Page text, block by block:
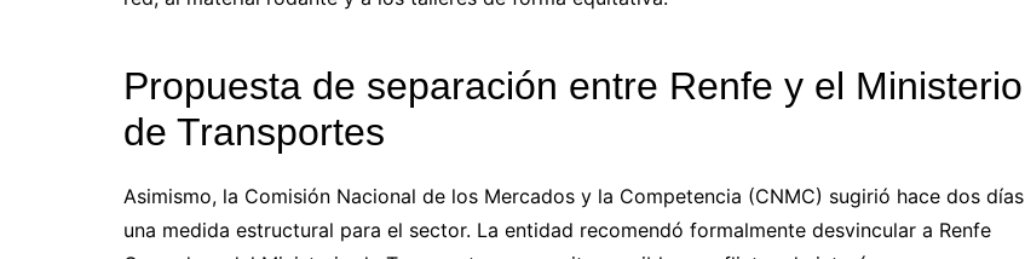
Propuesta de separación entre Renfe y el Ministerio
de Transportes
Asimismo, la Comisión Nacional de los Mercados y la Competencia (CNMC) sugirió hace dos días
una medida estructural para el sector. La entidad recomendó formalmente desvincular a Renfe